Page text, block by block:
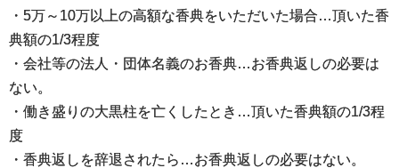
・5万～10万以上の高額な香典をいただいた場合…頂いた香
典額の1/3程度
・会社等の法人・団体名義のお香典…お香典返しの必要は
ない。
・働き盛りの大黒柱を亡くしたとき…頂いた香典額の1/3程
度
・香典返しを辞退されたら…お香典返しの必要はない。